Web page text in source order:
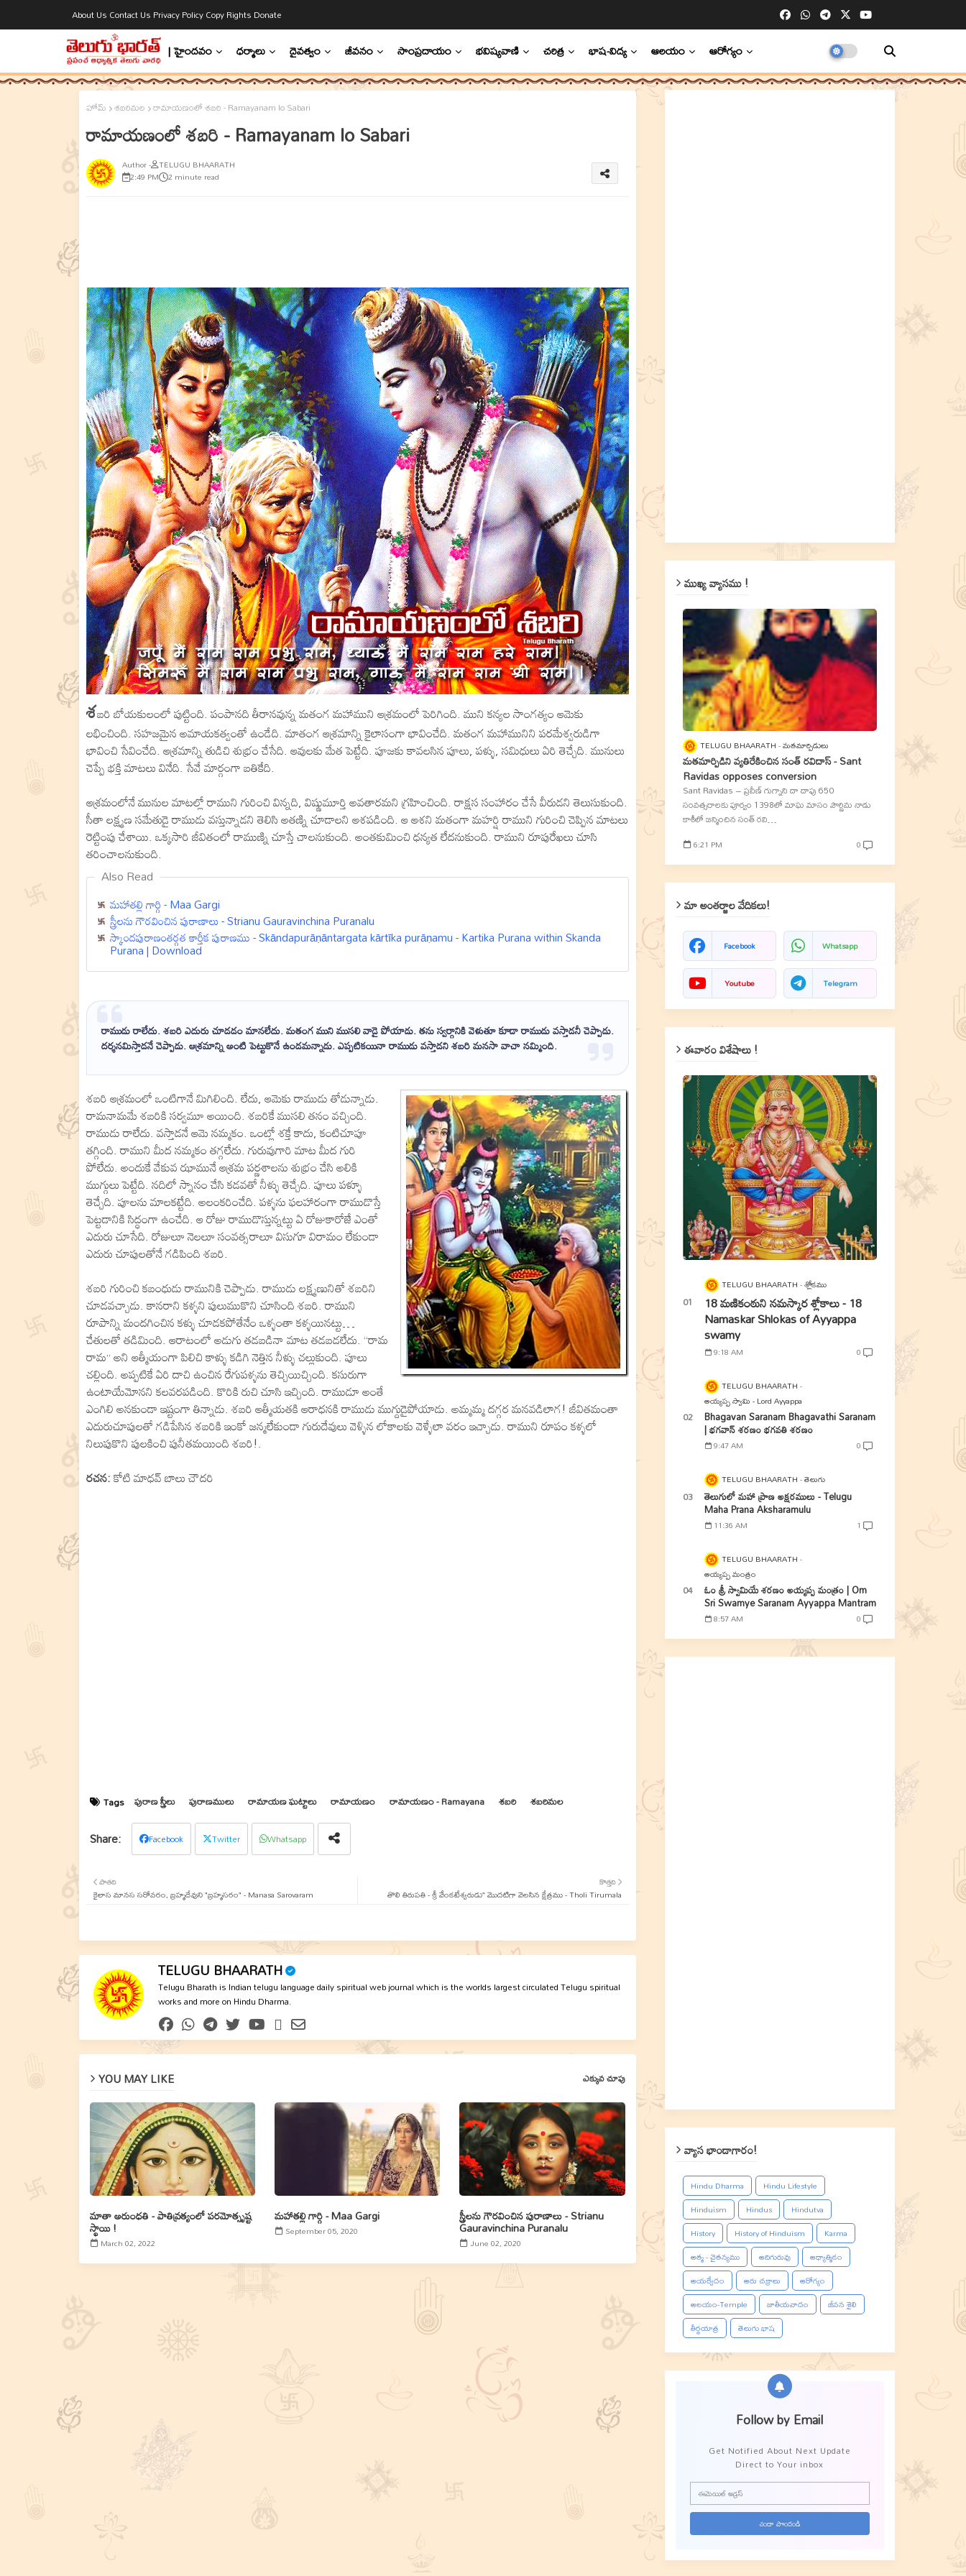
About Us Contact Us Privacy PolicyCopy Rights Donate
| హైందవం ధర్మాలు దైవత్వం జీవనం సాంప్రదాయం భవిష్యవాణి చరిత్ర భాష-విద్య ఆలయం ఆరోగ్యం
హోమ్ శబరిమల రామాయణంలో శబరి - Ramayanam lo Sabari
రామాయణంలో శబరి - Ramayanam lo Sabari
TELUGU BHAARATH
2:49 PM 2 minute read
శబరి బోయకులంలో పుట్టింది. పంపానది తీరానవున్న మతంగ మహాముని ఆశ్రమంలో పెరిగింది. ముని కన్యల సాంగత్యం ఆమెకు
లభించింది. సహజమైన అమాయకత్వంతో ఉండేది. మాతంగ ఆశ్రమాన్ని కైలాసంగా భావించేది. మతంగ మహామునిని పరమేశ్వరుడిగా
భావించి సేవించేది. ఆశ్రమాన్ని తుడిచి శుభ్రం చేసేది. ఆవులకు మేత పెట్టేది. పూజకు కావలసిన పూలు, పళ్ళు, సమిధులు ఏరి తెచ్చేది. మునులు
చెప్పే భక్తి మాటలు వినేది. సేవే మార్గంగా బతికేది.
ఆశ్రమంలోనే మునుల మాటల్లో రాముని గురించి విన్నది, విష్ణుమూర్తి అవతారమని గ్రహించింది. రాక్షస సంహారం చేసే వీరుడని తెలుసుకుంది.
సీతా లక్ష్మణ సమేతుడై రాముడు వస్తున్నాడని తెలిసి అతణ్ని చూడాలని ఆశపడింది. ఆ ఆశని మతంగా మహర్షి రాముని గురించి చెప్పిన మాటలు
రెట్టింపు చేశాయి. ఒక్కసారి జీవితంలో రాముణ్ని చూస్తే చాలనుకుంది. అంతకుమించి ధన్యత లేదనుకుంది. రాముని రూపురేఖలు చూసి
తరించాలనుకుంది.
Also Read
మహాతల్లి గార్గి - Maa Gargi
స్త్రీలను గౌరవించిన పురాణాలు - Strianu Gauravinchina Puranalu
స్కాందపురాణంతర్గత కార్తీక పురాణము - Skāndapurāṇāntargata kārtīka purāṇamu - Kartika Purana within Skanda
Purana | Download
రాముడు రాలేదు. శబరి ఎదురు చూడడం మానలేదు. మతంగ ముని ముసలి వాడై పోయాడు. తను స్వర్గానికి వెళుతూ కూడా రాముడు వస్తాడనీ చెప్పాడు.
దర్శనమిస్తాడనే చెప్పాడు. ఆశ్రమాన్ని అంటి పెట్టుకొనే ఉండమన్నాడు. ఎప్పటికయినా రాముడు వస్తాడని శబరి మనసా వాచా నమ్మింది.
శబరి ఆశ్రమంలో ఒంటిగానే మిగిలింది. లేదు, ఆమెకు రాముడు తోడున్నాడు.
రామనామమే శబరికి సర్వమూ అయింది. శబరికే ముసలి తనం వచ్చింది.
రాముడు రాలేదు. వస్తాడనే ఆమె నమ్మకం. ఒంట్లో శక్తే కాదు, కంటిచూపూ
తగ్గింది. రాముని మీద నమ్మకం తగ్గలేదు. గురువుగారి మాట మీద గురి
పోలేదు. అందుకే వేకువ ఝామునే ఆశ్రమ పర్ణశాలను శుభ్రం చేసి అలికి
ముగ్గులు పెట్టేది. నదిలో స్నానం చేసి కడవతో నీళ్ళు తెచ్చేది. పూలు పళ్ళూ
తెచ్చేది. పూలను మాలకట్టేది. అలంకరించేది. పళ్ళను ఫలహారంగా రాముడొస్తే
పెట్టడానికి సిద్ధంగా ఉంచేది. ఆ రోజు రాముడొస్తున్నట్టు ఏ రోజుకారోజే ఎంతో
ఎదురు చూసేది. రోజులూ నెలలూ సంవత్సరాలూ విసుగూ విరామం లేకుండా
ఎదురు చూపులతోనే గడిపింది శబరి.
శబరి గురించి కబంధుడు రామునికి చెప్పాడు. రాముడు లక్ష్మణునితో శబరిని
చూడవచ్చాడు. కానరాని కళ్ళని పులుముకొని చూసింది శబరి. రాముని
రూపాన్ని మందగించిన కళ్ళు చూడకపోతేనేం ఒళ్ళంతా కళ్ళయినట్టు…
చేతులతో తడిమింది. ఆరాటంలో అడుగు తడబడినా మాట తడబడలేదు. “రామ
రామ” అని ఆత్మీయంగా పిలిచి కాళ్ళు కడిగి నెత్తిన నీళ్ళు చల్లుకుంది. పూలు
చల్లింది. అప్పటికే ఏరి దాచి ఉంచిన రేగుపళ్ళను తెచ్చియిచ్చింది. కసురుగా
ఉంటాయేమోనని కలవరపడింది. కొరికి రుచి చూసి ఇచ్చింది. రాముడూ అంతే
ఎంగిలి అనకుండా ఇష్టంగా తిన్నాడు. శబరి ఆత్మీయతకి ఆరాధనకి రాముడు ముగ్దుడైపోయాడు. అమ్మమ్మ దగ్గర మనవడిలాగ! జీవితమంతా
ఎదురుచూపులతో గడిపేసిన శబరికి ఇంకో జన్మలేకుండా గురుదేవులు వెళ్ళిన లోకాలకు వెళ్ళేలా వరం ఇచ్చాడు. రాముని రూపం కళ్ళలో
నిలుపుకొని పులకించి పునీతమయింది శబరి!.
రచన:కోటి మాధవ్ బాలు చౌదరి
Tags పురాణ స్త్రీలు పురాణములు రామాయణ ఘట్టాలు రామాయణం రామాయణం - Ramayana శబరి శబరిమల
Facebook Twitter Whatsapp
కొత్తది
తొలి తిరుపతి - శ్రీ వేంకటేశ్వరుడు" మొదటిగా వెలసిన క్షేత్రము - Tholi Tirumala
పాతది
కైలాస మానస సరోవరం, బ్రహ్మదేవుని "బ్రహ్మసరం" - Manasa Sarovaram
TELUGU BHAARATH
Telugu Bharath is Indian telugu language daily spiritual web journal which is the worlds largest circulated Telugu spiritual
works and more on Hindu Dharma.
YOU MAY LIKE ఎక్కువ చూపు
మాతా అరుంధతి - పాతివ్రత్యంలో పరమోత్సృష్ట
స్థాయి !
March 02, 2022
మహాతల్లి గార్గి - Maa Gargi
September 05, 2020
స్త్రీలను గౌరవించిన పురాణాలు - Strianu
Gauravinchina Puranalu
June 02, 2020
ముఖ్య వ్యాసము !
TELUGU BHAARATH మతమార్పిడులు
మతమార్పిడిని వ్యతిరేకించిన సంత్‌ రవిదాస్‌ - Sant
Ravidas opposes conversion
Sant Ravidas – ప్రవీణ్‌ గుగ్నాని దా దాపు 650
సంవత్సరాలకు పూర్వం 1398లో మాఘ మాసం పౌర్ణిమ నాడు
కాశీలో జన్మించిన సంత్‌ రవి…
6:21 PM 0
మా అంతర్జాల వేదికలు!
Facebook Whatsapp
Youtube Telegram
ఈవారం విశేషాలు !
TELUGU BHAARATH శ్లోకము
18 మణికంఠుని నమస్కార శ్లోకాలు - 18
Namaskar Shlokas of Ayyappa
swamy
9:18 AM 0
TELUGU BHAARATH
అయ్యప్ప స్వామి - Lord Ayyappa
Bhagavan Saranam Bhagavathi Saranam
| భగవాన్ శరణం భగవతి శరణం
9:47 AM 0
TELUGU BHAARATH తెలుగు
తెలుగులో మహా ప్రాణ అక్షరములు - Telugu
Maha Prana Aksharamulu
11:36 AM 1
TELUGU BHAARATH
అయ్యప్ప మంత్రం
ఓం శ్రీ స్వామియే శరణం అయ్యప్ప మంత్రం | Om
Sri Swamye Saranam Ayyappa Mantram
8:57 AM 0
వ్యాస భాండాగారం!
Hindu Dharma
Hindu Lifestyle
Hinduism
Hindus
Hindutva
History
History of Hinduism
Karma
ఆత్మ - చైతన్యము
ఆదిగురువు
ఆధ్యాత్మికం
ఆయర్వేదం
ఆరు చక్రాలు
ఆరోగ్యం
ఆలయం-Temple
జాతీయవాదం
జీవన శైలి
తీర్థయాత్ర
తెలుగు భాష
Follow by Email
Get Notified About Next Update
Direct to Your inbox